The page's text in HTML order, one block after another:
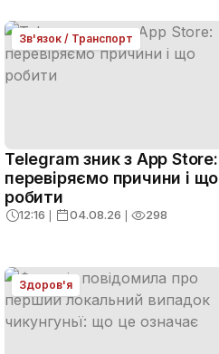
Зв'язок / Транспорт
Telegram зник з App Store:
перевіряємо причини і що
робити
12:16 ❘ 04.08.26 ❘ 298
Здоров'я